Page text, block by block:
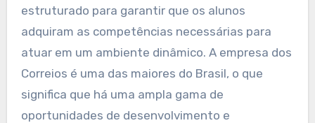
estruturado para garantir que os alunos
adquiram as competências necessárias para
atuar em um ambiente dinâmico. A empresa dos
Correios é uma das maiores do Brasil, o que
significa que há uma ampla gama de
oportunidades de desenvolvimento e